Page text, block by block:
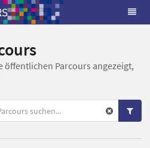
öffentlichen Parcours angezeigt,